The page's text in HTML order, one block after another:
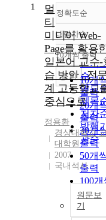
정확도순
정확
순
인기
순
연도
제목
저자
발행
관순
내림차순
내림
10개씩 출력
10개
출력
20개
출력
30개
출력
50개
출력
100개
출력
조회
1
멀
티
미디어 Web-
Page를 활용
일본어 교수-
습 방안 : 전
계 고등학교
중심으로
정용환
경상대학교
대학원
2007
국내석사
원문보
기